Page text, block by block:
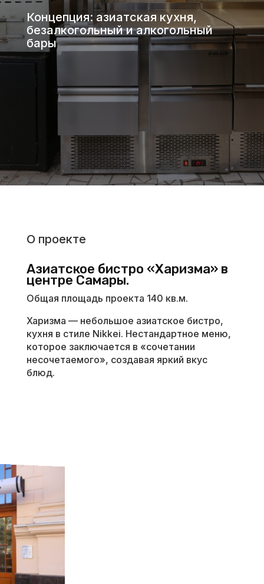
Концепция: азиатская кухня,
безалкогольный и алкогольный
бары
О проекте
Азиатское бистро «Харизма» в
центре Самары.
Общая площадь проекта 140 кв.м.
Харизма — небольшое азиатское бистро,
кухня в стиле Nikkei. Нестандартное меню,
которое заключается в «сочетании
несочетаемого», создавая яркий вкус
блюд.